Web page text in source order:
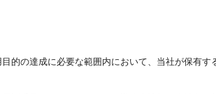
的の達成に必要な範囲内において、当社が保有す